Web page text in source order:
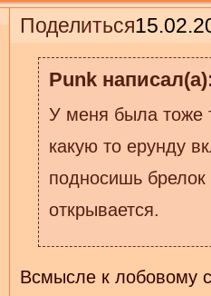
Поделиться
Punk
У меня была тоже
какую то ерунду
подносишь брелок
открывается.
Всмысле к лобовому